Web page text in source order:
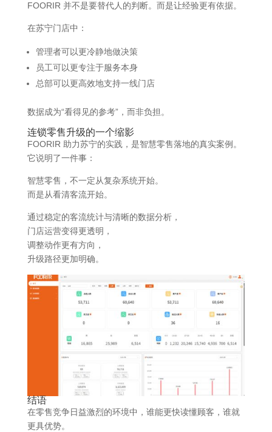
FOORIR 并不是要替代人的判断。而是让经验更有依据。
在苏宁门店中：
管理者可以更冷静地做决策
员工可以更专注于服务本身
总部可以更高效地支持一线门店
数据成为“看得见的参考”，而非负担。
连锁零售升级的一个缩影
FOORIR 助力苏宁的实践，是智慧零售落地的真实案例。
它说明了一件事：
智慧零售，不一定从复杂系统开始。
而是从看清客流开始。
通过稳定的客流统计与清晰的数据分析，
门店运营变得更透明，
调整动作更有方向，
升级路径更加明确。
结语
在零售竞争日益激烈的环境中，谁能更快读懂顾客，谁就
更具优势。